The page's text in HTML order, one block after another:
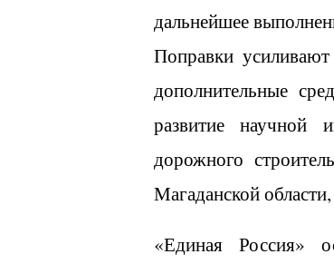
дальнейшее
Поправки
дополнительные
развитие научной
дорожного
Магаданской
«Единая Россия»